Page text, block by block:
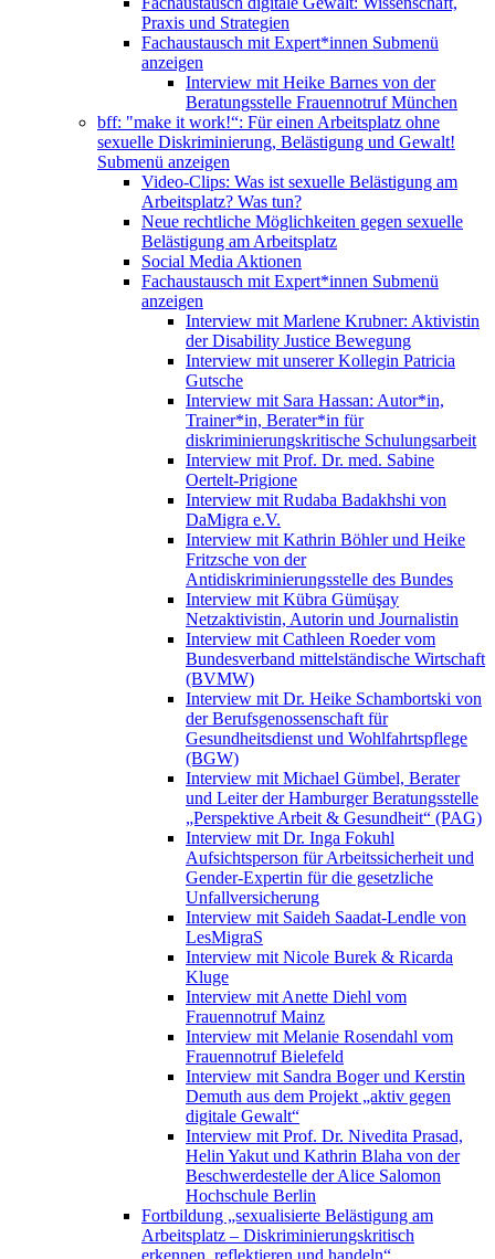
Praxis und Strategien
Fachaustausch mit Expert*innen Submenü
anzeigen
Interview mit Heike Barnes von der
Beratungsstelle Frauennotruf München
bff: "make it work!“: Für einen Arbeitsplatz ohne
sexuelle Diskriminierung, Belästigung und Gewalt!
Submenü anzeigen
Video-Clips: Was ist sexuelle Belästigung am
Arbeitsplatz? Was tun?
Neue rechtliche Möglichkeiten gegen sexuelle
Belästigung am Arbeitsplatz
Social Media Aktionen
Fachaustausch mit Expert*innen Submenü
anzeigen
Interview mit Marlene Krubner: Aktivistin
der Disability Justice Bewegung
Interview mit unserer Kollegin Patricia
Gutsche
Interview mit Sara Hassan: Autor*in,
Trainer*in, Berater*in für
diskriminierungskritische Schulungsarbeit
Interview mit Prof. Dr. med. Sabine
Oertelt-Prigione
Interview mit Rudaba Badakhshi von
DaMigra e.V.
Interview mit Kathrin Böhler und Heike
Fritzsche von der
Antidiskriminierungsstelle des Bundes
Interview mit Kübra Gümüşay
Netzaktivistin, Autorin und Journalistin
Interview mit Cathleen Roeder vom
Bundesverband mittelständische Wirtschaft
(BVMW)
Interview mit Dr. Heike Schambortski von
der Berufsgenossenschaft für
Gesundheitsdienst und Wohlfahrtspflege
(BGW)
Interview mit Michael Gümbel, Berater
und Leiter der Hamburger Beratungsstelle
„Perspektive Arbeit & Gesundheit“ (PAG)
Interview mit Dr. Inga Fokuhl
Aufsichtsperson für Arbeitssicherheit und
Gender-Expertin für die gesetzliche
Unfallversicherung
Interview mit Saideh Saadat-Lendle von
LesMigraS
Interview mit Nicole Burek & Ricarda
Kluge
Interview mit Anette Diehl vom
Frauennotruf Mainz
Interview mit Melanie Rosendahl vom
Frauennotruf Bielefeld
Interview mit Sandra Boger und Kerstin
Demuth aus dem Projekt „aktiv gegen
digitale Gewalt“
Interview mit Prof. Dr. Nivedita Prasad,
Helin Yakut und Kathrin Blaha von der
Beschwerdestelle der Alice Salomon
Hochschule Berlin
Fortbildung „sexualisierte Belästigung am
Arbeitsplatz – Diskriminierungskritisch
erkennen, reflektieren und handeln“